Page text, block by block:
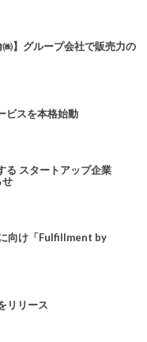
】グループ会社で販売力の
ビスを本格始動
る スタートアップ企業
せ
向け「Fulfillment by
リリース